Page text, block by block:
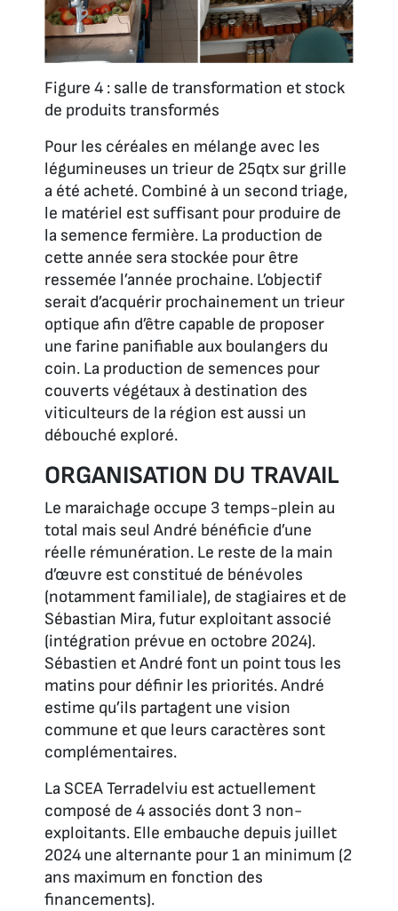
Figure 4 : salle de transformation et stock
de produits transformés
Pour les céréales en mélange avec les
légumineuses un trieur de 25qtx sur grille
a été acheté. Combiné à un second triage,
le matériel est suffisant pour produire de
la semence fermière. La production de
cette année sera stockée pour être
ressemée l’année prochaine. L’objectif
serait d’acquérir prochainement un trieur
optique afin d’être capable de proposer
une farine panifiable aux boulangers du
coin. La production de semences pour
couverts végétaux à destination des
viticulteurs de la région est aussi un
débouché exploré.
ORGANISATION DU TRAVAIL
Le maraichage occupe 3 temps-plein au
total mais seul André bénéficie d’une
réelle rémunération. Le reste de la main
d’œuvre est constitué de bénévoles
(notamment familiale), de stagiaires et de
Sébastian Mira, futur exploitant associé
(intégration prévue en octobre 2024).
Sébastien et André font un point tous les
matins pour définir les priorités. André
estime qu’ils partagent une vision
commune et que leurs caractères sont
complémentaires.
La SCEA Terradelviu est actuellement
composé de 4 associés dont 3 non-
exploitants. Elle embauche depuis juillet
2024 une alternante pour 1 an minimum (2
ans maximum en fonction des
financements).